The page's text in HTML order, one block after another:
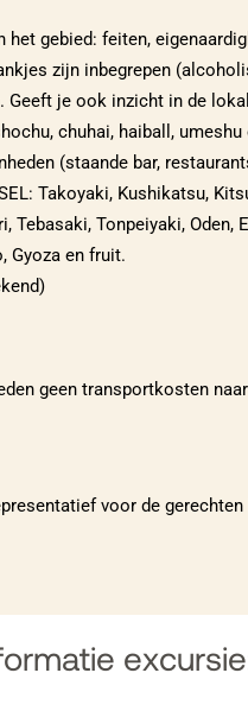
het gebied: feiten,
zijn inbegrepen
Geeft je ook inzicht in de
chuhai, haiball, umeshu
(staande bar,
Takoyaki, Kushikatsu,
Tebasaki, Tonpeiyaki, Oden,
Gyoza en fruit.
geen transportkosten
voor de gerechten